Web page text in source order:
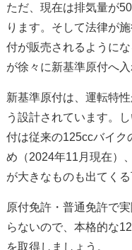
ただ、現在は排気量が
ります。そして法律が
付が販売されるように
が徐々に新基準原付へ
新基準原付は、運転特
う設計されています。
付は従来の125ccバイク
め（2024年11月現在）
が大きなものも出てくる
原付免許・普通免許で
らないので、本格的な
を取得しましょう。